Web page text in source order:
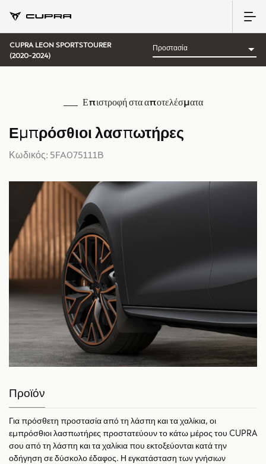
CUPRA LEON SPORTSTOURER
(2020-2024)
Επιστροφή στα αποτελέσματα
Εμπρόσθιοι λασπωτήρες
Κωδικός: 5FA075111B
Προϊόν
Για πρόσθετη προστασία από τη λάσπη και τα χαλίκια, οι
εμπρόσθιοι λασπωτήρες προστατεύουν το κάτω μέρος του CUPRA
σου από τη λάσπη και τα χαλίκια που εκτοξεύονται κατά την
οδήγηση σε δύσκολο έδαφος. Η εγκατάσταση των γνήσιων